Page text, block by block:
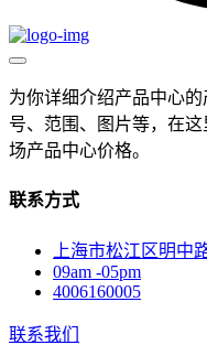
为你详细介绍产品中心
号、范围、图片等，在
场产品中心价格。
联系方式
上海市松江区明中
09am -05pm
4006160005
联系我们